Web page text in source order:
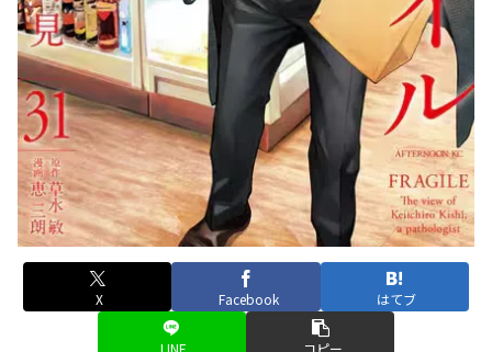
X Facebook はてブ
LINE コピー